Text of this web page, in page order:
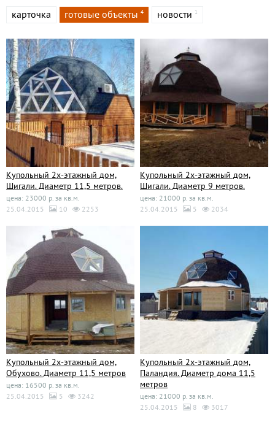
карточка готовые объекты 4 новости 1
Купольный 2х-этажный дом,
Шигали. Диаметр 11,5 метров.
цена: 23000 р. за кв.м.
25.04.2015
10 2253
Купольный 2х-этажный дом,
Шигали. Диаметр 9 метров.
цена: 21000 р. за кв.м.
25.04.2015
5 2034
Купольный 2х-этажный дом,
Обухово. Диаметр 11,5 метров
цена: 16500 р. за кв.м.
25.04.2015
5 3242
Купольный 2х-этажный дом,
Паландия. Диаметр дома 11,5
метров
цена: 21000 р. за кв.м.
25.04.2015
8 3017